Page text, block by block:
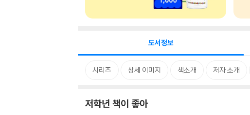
도서정보
시리즈 상세 이미지 책소개 저자 소개
저학년 책이 좋아